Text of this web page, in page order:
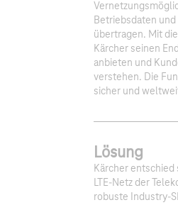
Betriebsdaten
übertragen. Mit
Kärcher seinen
anbieten und
verstehen. Die
sicher und
Lösung
Kärcher entschied
LTE-Netz der
robuste Industry-